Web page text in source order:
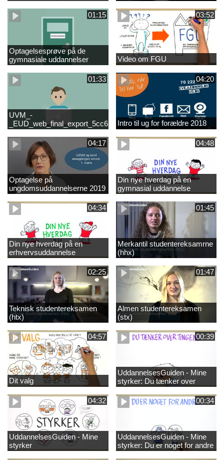
01:15
Optagelsesprøve på de
gymnasiale uddannelser
03:52
Video om FGU
01:33
UVM_-
04:20
Intro til ug for forældre 2018
04:17
Optagelse på
ungdomsuddannelserne 2019
04:48
Din nye hverdag på en
gymnasial uddannelse
04:34
Din nye hverdag på en
erhvervsuddannelse
01:45
Merkantil studentereksamrne
(hhx)
02:25
Teknisk studentereksamen
(htx)
01:47
Almen studentereksamen
(stx)
04:57
Dit valg
00:39
UddannelsesGuiden - Mine
styrker: Du tænker over
tingene
04:32
UddannelsesGuiden - Mine
styrker
00:34
UddannelsesGuiden - Mine
styrker: Du er noget for andre